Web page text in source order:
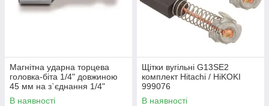
Магнітна ударна торцева
головка-біта 1/4" довжиною
45 мм на з`єднання 1/4"
Hikoki (Hitachi) 752362
В наявності
Щітки вугільні G13SE2
комплект Hitachi / HiKOKI
999076
В наявності